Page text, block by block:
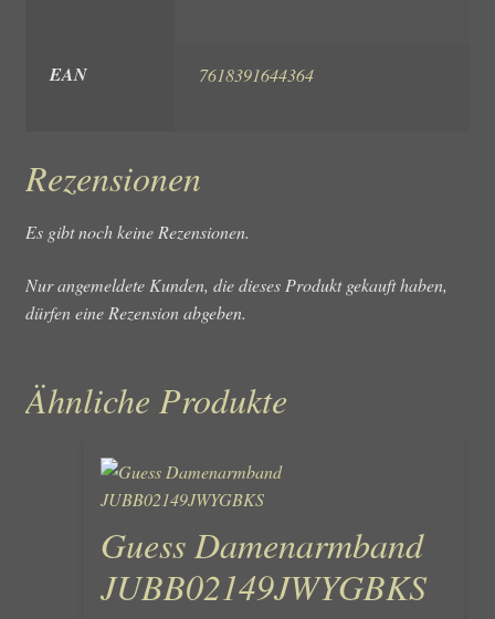
EAN 7618391644364
Rezensionen
Es gibt noch keine Rezensionen.
Nur angemeldete Kunden, die dieses Produkt gekauft haben,
dürfen eine Rezension abgeben.
Ähnliche Produkte
Guess Damenarmband
JUBB02149JWYGBKS